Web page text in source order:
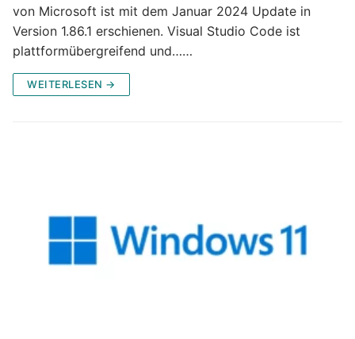
von Microsoft ist mit dem Januar 2024 Update in
Version 1.86.1 erschienen. Visual Studio Code ist
plattformübergreifend und……
WEITERLESEN →